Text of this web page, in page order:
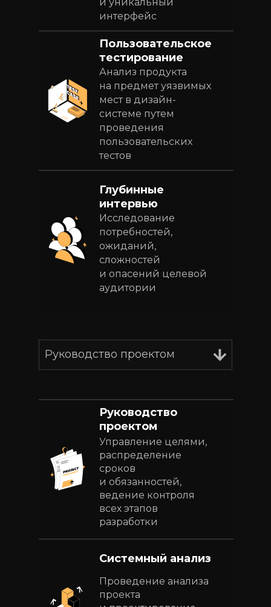
интерфейс
Пользовательское
тестирование
Анализ продукта
на предмет уязвимых
мест в дизайн-
системе путем
проведения
пользовательских
тестов
Глубинные
интервью
Исследование
потребностей,
ожиданий,
сложностей
и опасений целевой
аудитории
Руководство проектом
Руководство
проектом
Управление целями,
распределение
сроков
и обязанностей,
ведение контроля
всех этапов
разработки
Системный анализ
Проведение анализа
проекта